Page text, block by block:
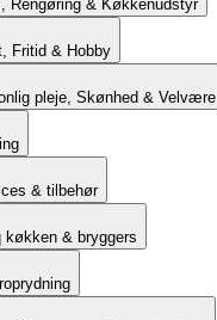
Rengøring & Køkkenudstyr
Fritid & Hobby
pleje, Skønhed & Velvære
& tilbehør
køkken & bryggers